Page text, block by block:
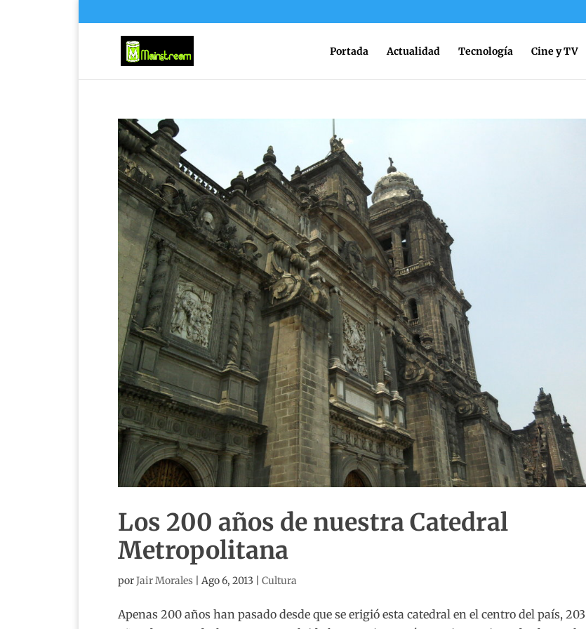
Portada Actualidad Tecnología Cine y TV
Los 200 años de nuestra Catedral
Metropolitana
porJair Morales Ago 6, 2013 Cultura
Apenas 200 años han pasado desde que se erigió esta catedral en el centro del país, 203